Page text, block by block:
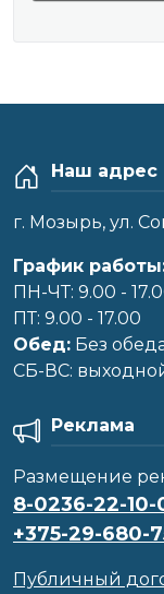
Наш адрес
г. Мозырь, ул.
График
ПН-ЧТ: 9.00 -
ПТ: 9.00 - 17.00
Обед: Без
CБ-ВС:
Реклама
Размещение
8-0236-22-10-
+375-29-680-
Публичный